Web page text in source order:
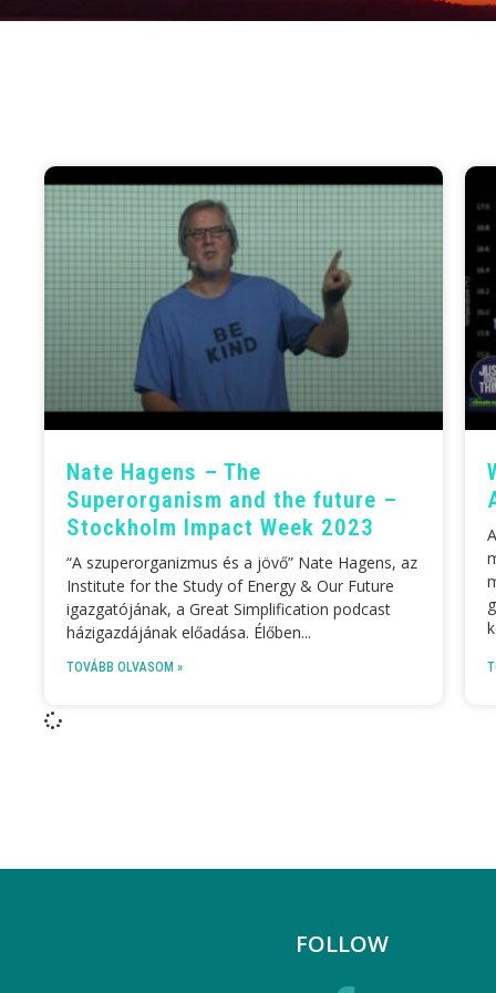
Nate Hagens – The
Superorganism and the future –
Stockholm Impact Week 2023
“A szuperorganizmus és a jövő”‍ Nate Hagens, az
Institute for the Study of Energy & Our Future
igazgatójának, a Great Simplification podcast
házigazdájának előadása. Élőben
TOVÁBB OLVASOM »
FOLLOW